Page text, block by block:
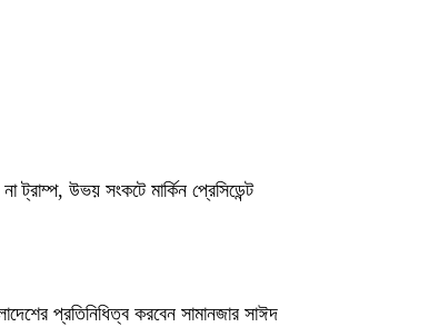
ট্রাম্প, উভয় সংকটে মার্কিন প্রেসিডেন্ট
প্রতিনিধিত্ব করবেন সামানজার সাঈদ